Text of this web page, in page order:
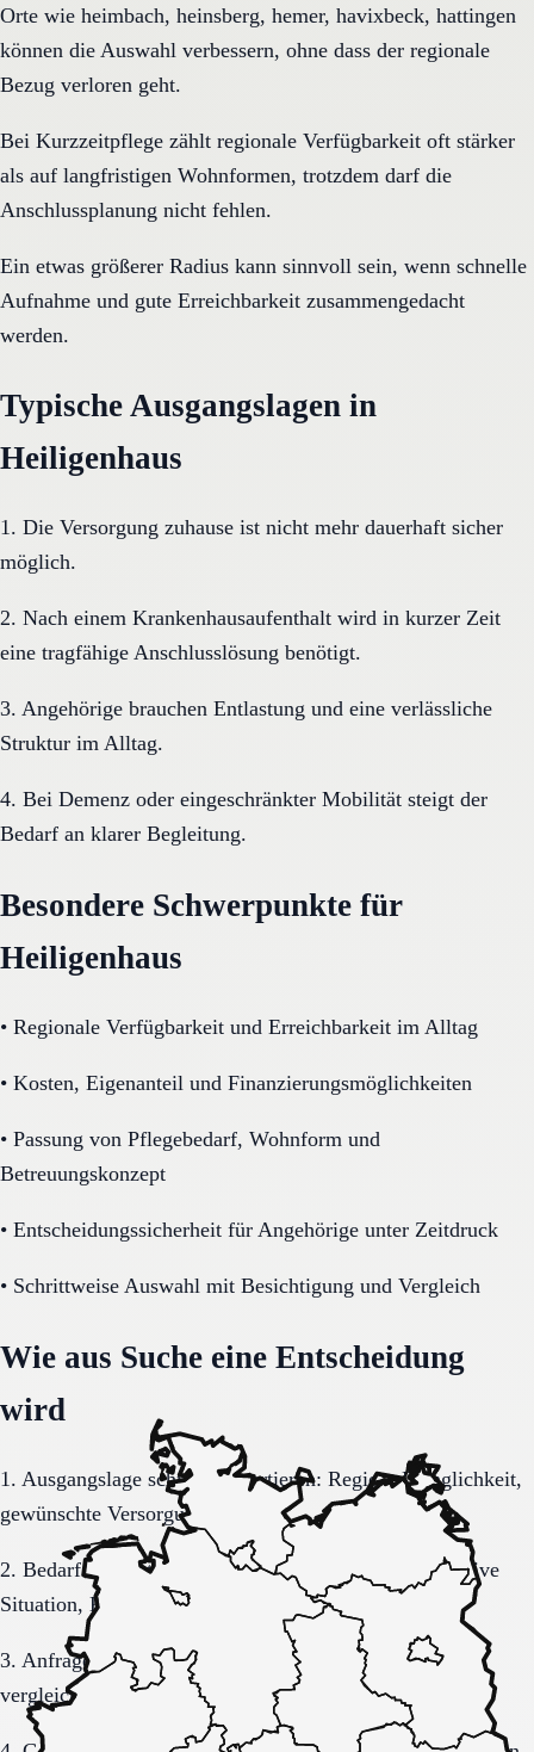
Orte wie heimbach, heinsberg, hemer, havixbeck, hattingen
können die Auswahl verbessern, ohne dass der regionale
Bezug verloren geht.
Bei Kurzzeitpflege zählt regionale Verfügbarkeit oft stärker
als auf langfristigen Wohnformen, trotzdem darf die
Anschlussplanung nicht fehlen.
Ein etwas größerer Radius kann sinnvoll sein, wenn schnelle
Aufnahme und gute Erreichbarkeit zusammengedacht
werden.
Typische Ausgangslagen in
Heiligenhaus
1. Die Versorgung zuhause ist nicht mehr dauerhaft sicher
möglich.
2. Nach einem Krankenhausaufenthalt wird in kurzer Zeit
eine tragfähige Anschlusslösung benötigt.
3. Angehörige brauchen Entlastung und eine verlässliche
Struktur im Alltag.
4. Bei Demenz oder eingeschränkter Mobilität steigt der
Bedarf an klarer Begleitung.
Besondere Schwerpunkte für
Heiligenhaus
• Regionale Verfügbarkeit und Erreichbarkeit im Alltag
• Kosten, Eigenanteil und Finanzierungsmöglichkeiten
• Passung von Pflegebedarf, Wohnform und
Betreuungskonzept
• Entscheidungssicherheit für Angehörige unter Zeitdruck
• Schrittweise Auswahl mit Besichtigung und Vergleich
Wie aus Suche eine Entscheidung
wird
1. Ausgangslage schriftlich sortieren: Region, Dringlichkeit,
gewünschte Versorgungsform.
2. Bedarf konkretisieren: Pflegegrad, Mobilität, kognitive
Situation, Kostenrahmen.
3. Anfrage sauber formulieren, damit Rückmeldungen
vergleichbar bleiben.